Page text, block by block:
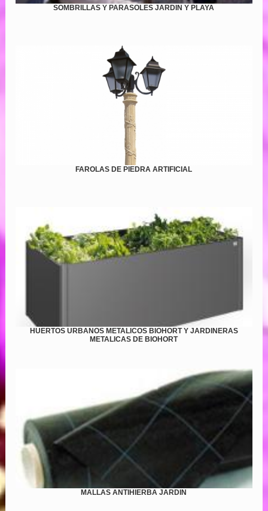
SOMBRILLAS Y PARASOLES JARDIN Y PLAYA
FAROLAS DE PIEDRA ARTIFICIAL
HUERTOS URBANOS METALICOS BIOHORT Y JARDINERAS
METALICAS DE BIOHORT
MALLAS ANTIHIERBA JARDIN